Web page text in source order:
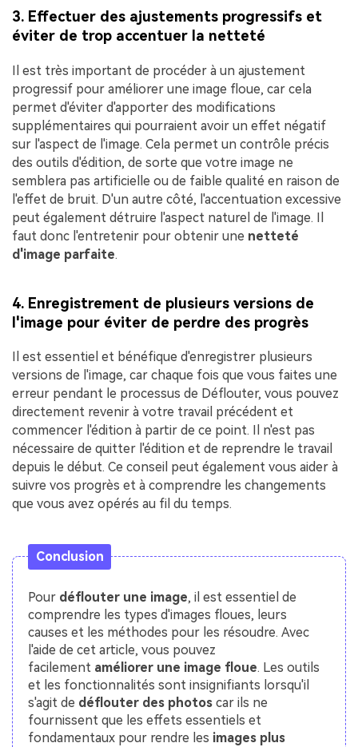
3. Effectuer des ajustements progressifs et
éviter de trop accentuer la netteté
Il est très important de procéder à un ajustement
progressif pour améliorer une image floue, car cela
permet d'éviter d'apporter des modifications
supplémentaires qui pourraient avoir un effet négatif
sur l'aspect de l'image. Cela permet un contrôle précis
des outils d'édition, de sorte que votre image ne
semblera pas artificielle ou de faible qualité en raison de
l'effet de bruit. D'un autre côté, l'accentuation excessive
peut également détruire l'aspect naturel de l'image. Il
faut donc l'entretenir pour obtenir une netteté
d'image parfaite.
4. Enregistrement de plusieurs versions de
l'image pour éviter de perdre des progrès
Il est essentiel et bénéfique d'enregistrer plusieurs
versions de l'image, car chaque fois que vous faites une
erreur pendant le processus de Déflouter, vous pouvez
directement revenir à votre travail précédent et
commencer l'édition à partir de ce point. Il n'est pas
nécessaire de quitter l'édition et de reprendre le travail
depuis le début. Ce conseil peut également vous aider à
suivre vos progrès et à comprendre les changements
que vous avez opérés au fil du temps.
Conclusion
Pour déflouter une image, il est essentiel de
comprendre les types d'images floues, leurs
causes et les méthodes pour les résoudre. Avec
l'aide de cet article, vous pouvez
facilement améliorer une image floue. Les outils
et les fonctionnalités sont insignifiants lorsqu'il
s'agit de déflouter des photos car ils ne
fournissent que les effets essentiels et
fondamentaux pour rendre les images plus